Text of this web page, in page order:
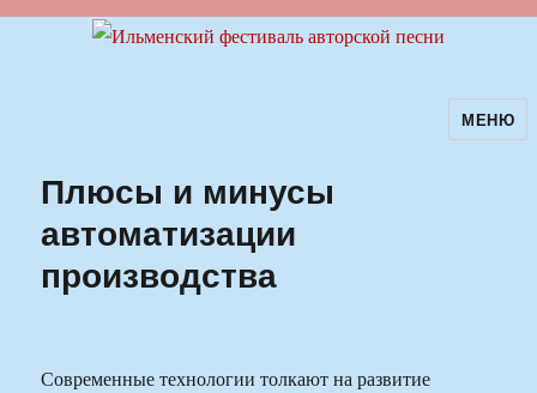
Ильменский фестиваль авторскойМЕНЮ
Плюсы и минусы
автоматизации
производства
Современные технологии толкают на развитие